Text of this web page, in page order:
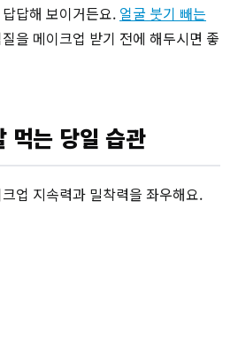
답해 보이거든요. 얼굴 붓기 빼는
을 메이크업 받기 전에 해두시면 좋
먹는 당일 습관
업 지속력과 밀착력을 좌우해요.